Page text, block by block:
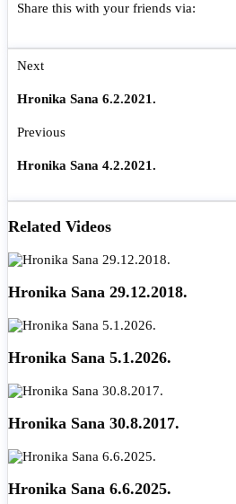
Share this with your friends via:
Next
Hronika Sana 6.2.2021.
Previous
Hronika Sana 4.2.2021.
Related Videos
Hronika Sana 29.12.2018.
Hronika Sana 5.1.2026.
Hronika Sana 30.8.2017.
Hronika Sana 6.6.2025.